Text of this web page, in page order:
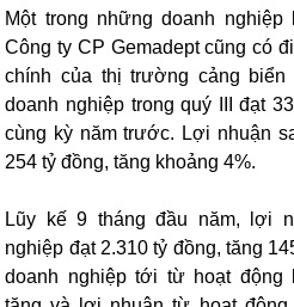
Một trong những doanh
Công ty CP Gemadept cũng có
chính của thị trường cảng
doanh nghiệp trong quý III đạt
cùng kỳ năm trước. Lợi nhuận
254 tỷ đồng, tăng khoảng 4%.
Lũy kế 9 tháng đầu năm, lợi
nghiệp đạt 2.310 tỷ đồng, tăng
doanh nghiệp tới từ hoạt động